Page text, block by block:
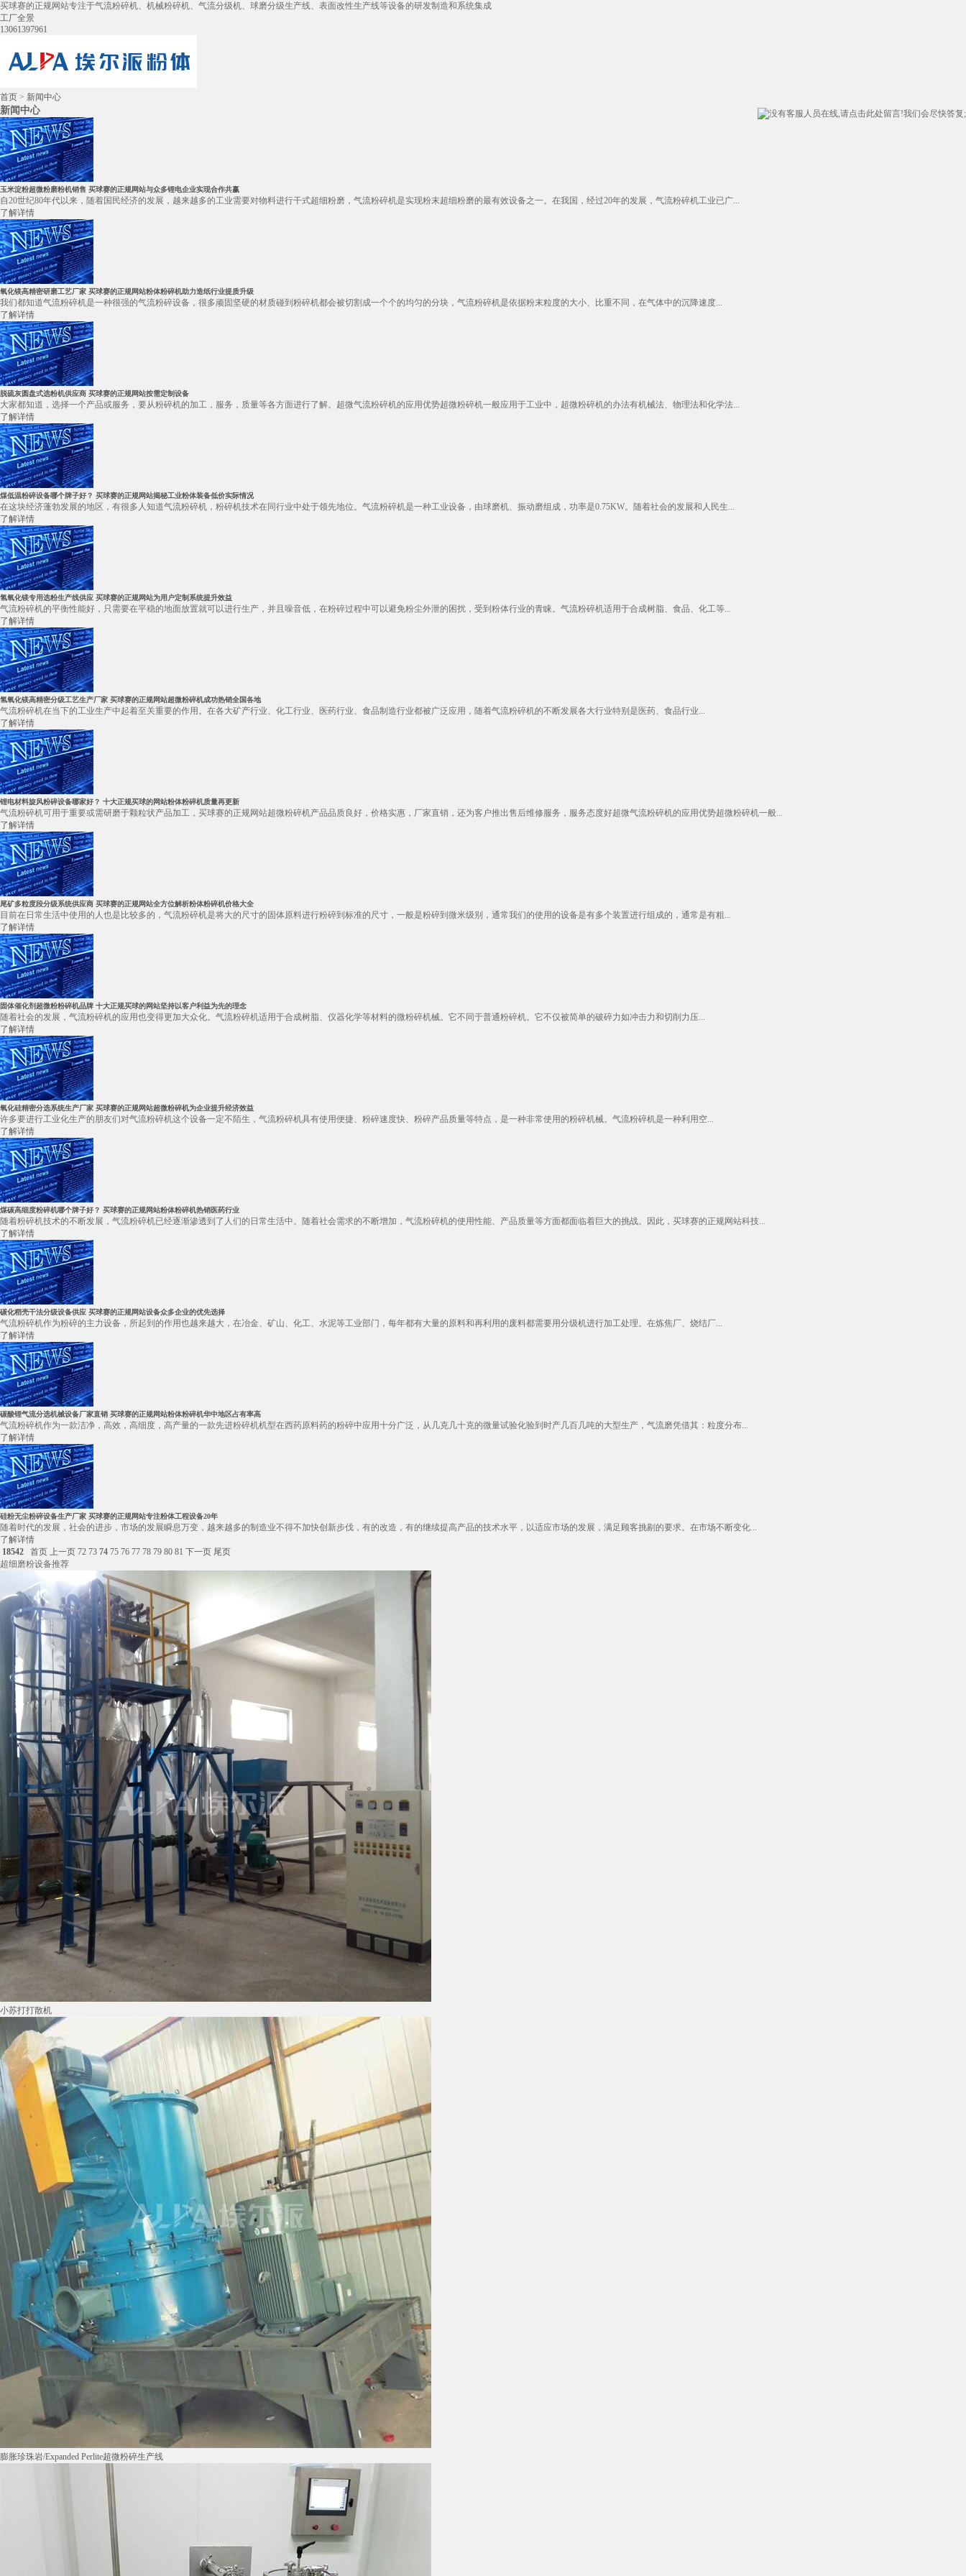
买球赛的正规网站专注于气流粉碎机、机械粉碎机、气流分级机、球磨分级生产线、表面改性生产线等设备的研发制造和系统集成
工厂全景
13061397961
首页 > 新闻中心
新闻中心
玉米淀粉超微粉磨粉机销售 买球赛的正规网站与众多锂电企业实现合作共赢
自20世纪80年代以来，随着国民经济的发展，越来越多的工业需要对物料进行干式超细粉磨，气流粉碎机是实现粉末超细粉磨的最有效设备之一。在我国，经过20年的发展，气流粉碎机工业已广...
了解详情
氧化镁高精密研磨工艺厂家 买球赛的正规网站粉体粉碎机助力造纸行业提质升级
我们都知道气流粉碎机是一种很强的气流粉碎设备，很多顽固坚硬的材质碰到粉碎机都会被切割成一个个的均匀的分块，气流粉碎机是依据粉末粒度的大小、比重不同，在气体中的沉降速度...
了解详情
脱硫灰圆盘式选粉机供应商 买球赛的正规网站按需定制设备
大家都知道，选择一个产品或服务，要从粉碎机的加工，服务，质量等各方面进行了解。超微气流粉碎机的应用优势超微粉碎机一般应用于工业中，超微粉碎机的办法有机械法、物理法和化学法...
了解详情
煤低温粉碎设备哪个牌子好？ 买球赛的正规网站揭秘工业粉体装备低价实际情况
在这块经济蓬勃发展的地区，有很多人知道气流粉碎机，粉碎机技术在同行业中处于领先地位。气流粉碎机是一种工业设备，由球磨机、振动磨组成，功率是0.75KW。随着社会的发展和人民生...
了解详情
氢氧化镁专用选粉生产线供应 买球赛的正规网站为用户定制系统提升效益
气流粉碎机的平衡性能好，只需要在平稳的地面放置就可以进行生产，并且噪音低，在粉碎过程中可以避免粉尘外泄的困扰，受到粉体行业的青睐。气流粉碎机适用于合成树脂、食品、化工等...
了解详情
氢氧化镁高精密分级工艺生产厂家 买球赛的正规网站超微粉碎机成功热销全国各地
气流粉碎机在当下的工业生产中起着至关重要的作用。在各大矿产行业、化工行业、医药行业、食品制造行业都被广泛应用，随着气流粉碎机的不断发展各大行业特别是医药、食品行业...
了解详情
锂电材料旋风粉碎设备哪家好？ 十大正规买球的网站粉体粉碎机质量再更新
气流粉碎机可用于重要或需研磨于颗粒状产品加工，买球赛的正规网站超微粉碎机产品品质良好，价格实惠，厂家直销，还为客户推出售后维修服务，服务态度好超微气流粉碎机的应用优势超微粉碎机一般...
了解详情
尾矿多粒度段分级系统供应商 买球赛的正规网站全方位解析粉体粉碎机价格大全
目前在日常生活中使用的人也是比较多的，气流粉碎机是将大的尺寸的固体原料进行粉碎到标准的尺寸，一般是粉碎到微米级别，通常我们的使用的设备是有多个装置进行组成的，通常是有粗...
了解详情
固体催化剂超微粉粉碎机品牌 十大正规买球的网站坚持以客户利益为先的理念
随着社会的发展，气流粉碎机的应用也变得更加大众化。气流粉碎机适用于合成树脂、仪器化学等材料的微粉碎机械。它不同于普通粉碎机。它不仅被简单的破碎力如冲击力和切削力压...
了解详情
氧化硅精密分选系统生产厂家 买球赛的正规网站超微粉碎机为企业提升经济效益
许多要进行工业化生产的朋友们对气流粉碎机这个设备一定不陌生，气流粉碎机具有使用便捷、粉碎速度快、粉碎产品质量等特点，是一种非常使用的粉碎机械。气流粉碎机是一种利用空...
了解详情
煤碳高细度粉碎机哪个牌子好？ 买球赛的正规网站粉体粉碎机热销医药行业
随着粉碎机技术的不断发展，气流粉碎机已经逐渐渗透到了人们的日常生活中。随着社会需求的不断增加，气流粉碎机的使用性能、产品质量等方面都面临着巨大的挑战。因此，买球赛的正规网站科技...
了解详情
碳化稻壳干法分级设备供应 买球赛的正规网站设备众多企业的优先选择
气流粉碎机作为粉碎的主力设备，所起到的作用也越来越大，在冶金、矿山、化工、水泥等工业部门，每年都有大量的原料和再利用的废料都需要用分级机进行加工处理。在炼焦厂、烧结厂...
了解详情
碳酸锂气流分选机械设备厂家直销 买球赛的正规网站粉体粉碎机华中地区占有率高
气流粉碎机作为一款洁净，高效，高细度，高产量的一款先进粉碎机机型在西药原料药的粉碎中应用十分广泛，从几克几十克的微量试验化验到时产几百几吨的大型生产，气流磨凭借其：粒度分布...
了解详情
硅粉无尘粉碎设备生产厂家 买球赛的正规网站专注粉体工程设备20年
随着时代的发展，社会的进步，市场的发展瞬息万变，越来越多的制造业不得不加快创新步伐，有的改造，有的继续提高产品的技术水平，以适应市场的发展，满足顾客挑剔的要求。在市场不断变化...
了解详情
18542
首页 上一页 72 73 74 75 76 77 78 79 80 81 下一页 尾页
超细磨粉设备推荐
小苏打打散机
膨胀珍珠岩/Expanded Perlite超微粉碎生产线